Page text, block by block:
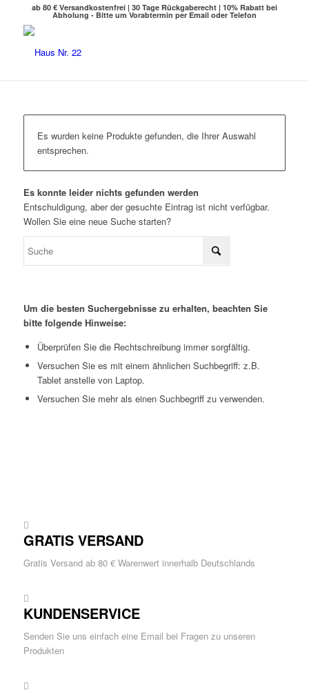
ab 80 € Versandkostenfrei | 30 Tage Rückgaberecht | 10% Rabatt bei
Abholung - Bitte um Vorabtermin per Email oder Telefon
Es wurden keine Produkte gefunden, die Ihrer Auswahl
entsprechen.
Es konnte leider nichts gefunden werden
Entschuldigung, aber der gesuchte Eintrag ist nicht verfügbar.
Wollen Sie eine neue Suche starten?
Um die besten Suchergebnisse zu erhalten, beachten Sie
bitte folgende Hinweise:
Überprüfen Sie die Rechtschreibung immer sorgfältig.
Versuchen Sie es mit einem ähnlichen Suchbegriff: z.B.
Tablet anstelle von Laptop.
Versuchen Sie mehr als einen Suchbegriff zu verwenden.
GRATIS VERSAND
Gratis Versand ab 80 € Warenwert innerhalb Deutschlands
KUNDENSERVICE
Senden Sie uns einfach eine Email bei Fragen zu unseren
Produkten